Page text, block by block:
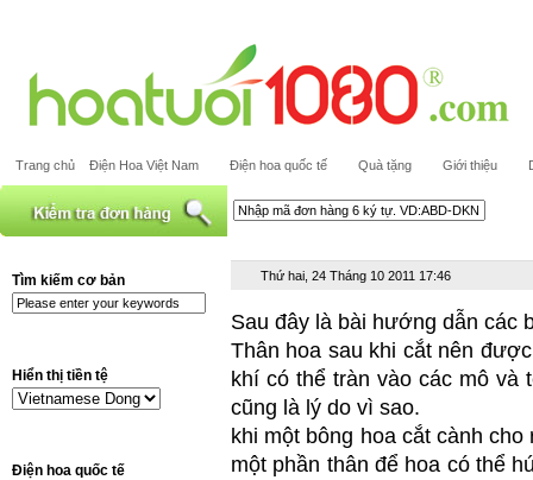
Trang chủ Điện Hoa Việt Nam Điện hoa quốc tế Quà tặng Giới thiệu
Tìm kiếm cơ bản
Hiển thị tiền tệ
Điện hoa quốc tế
Thứ hai, 24 Tháng 10 2011 17:46
Sau đây là bài hướng dẫn các
Thân hoa sau khi cắt nên
khí có thể tràn vào các mô và
cũng là lý do vì sao.
khi một bông hoa cắt cành
một phần thân để hoa có thể